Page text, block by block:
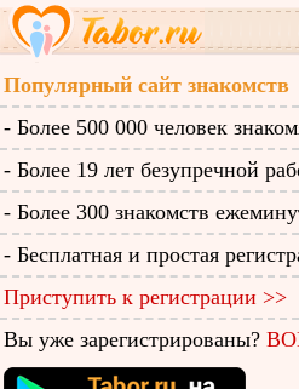
Популярный сайт знакомств
- Более 500 000 человек
- Более 19 лет безупречной
- Более 300 знакомств
- Бесплатная и простая
Приступить к регистрации >>
Вы уже зарегистрированы?